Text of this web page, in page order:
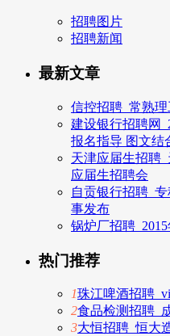
招聘图片
招聘新闻
最新文章
信控招聘_常熟
建设银行招聘网
报名指导 图文结
天津应届生招聘
应届生招聘会
自贡银行招聘_
事发布
锅炉厂招聘
热门推荐
1珠江啤酒招聘
2食品检测招聘_
3大恒招聘_恒大